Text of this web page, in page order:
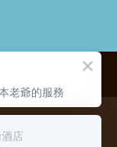
驗，請您詳閱
司蒐集您的
老爺的服務
店